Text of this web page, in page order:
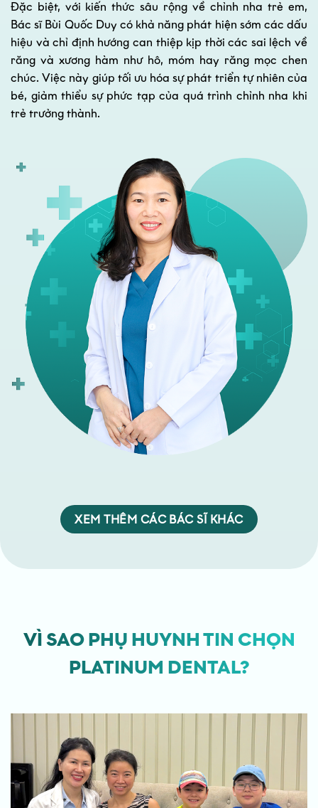
Đặc biệt, với kiến thức sâu rộng về chỉnh nha trẻ em,
Bác sĩ Bùi Quốc Duy có khả năng phát hiện sớm các dấu
hiệu và chỉ định hướng can thiệp kịp thời các sai lệch về
răng và xương hàm như hô, móm hay răng mọc chen
chúc. Việc này giúp tối ưu hóa sự phát triển tự nhiên của
bé, giảm thiểu sự phức tạp của quá trình chỉnh nha khi
trẻ trưởng thành.
XEM THÊM CÁC BÁC SĨ KHÁC
VÌ SAO PHỤ HUYNH TIN CHỌN
PLATINUM DENTAL?